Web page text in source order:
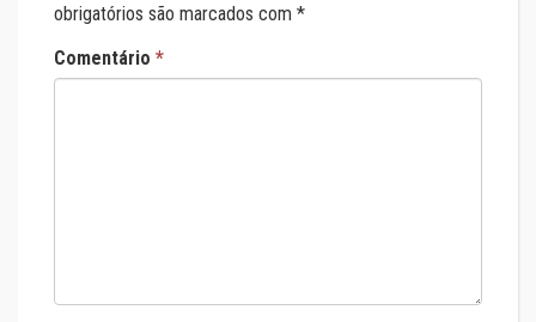
obrigatórios são marcados com *
Comentário *